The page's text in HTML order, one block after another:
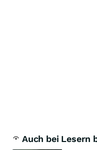
Auch bei Lesern